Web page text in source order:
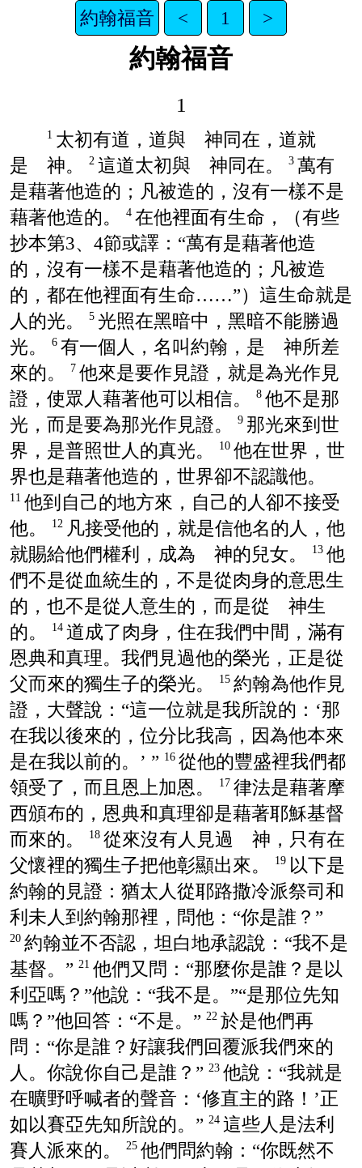
約翰福音 < 1 >
約翰福音
1
1 太初有道，道與 神同在，道就
是 神。
2 這道太初與 神同在。 3 萬有
是藉著他造的；凡被造的，沒有一樣不是
藉著他造的。
4 在他裡面有生命，（有些
抄本第3、4節或譯：“萬有是藉著他造
的，沒有一樣不是藉著他造的；凡被造
的，都在他裡面有生命……”）這生命就是
人的光。
5 光照在黑暗中，黑暗不能勝過
光。
6 有一個人，名叫約翰，是 神所差
來的。
7 他來是要作見證，就是為光作見
證，使眾人藉著他可以相信。
8 他不是那
光，而是要為那光作見證。
9 那光來到世
界，是普照世人的真光。
10 他在世界，世
界也是藉著他造的，世界卻不認識他。
11 他到自己的地方來，自己的人卻不接受
他。
12 凡接受他的，就是信他名的人，他
就賜給他們權利，成為 神的兒女。
13 他
們不是從血統生的，不是從肉身的意思生
的，也不是從人意生的，而是從 神生
的。
14 道成了肉身，住在我們中間，滿有
恩典和真理。我們見過他的榮光，正是從
父而來的獨生子的榮光。
15 約翰為他作見
證，大聲說：“這一位就是我所說的：‘那
在我以後來的，位分比我高，因為他本來
是在我以前的。’ ” 16 從他的豐盛裡我們都
領受了，而且恩上加恩。
17 律法是藉著摩
西頒布的，恩典和真理卻是藉著耶穌基督
而來的。
18 從來沒有人見過 神，只有在
父懷裡的獨生子把他彰顯出來。
19 以下是
約翰的見證：猶太人從耶路撒冷派祭司和
利未人到約翰那裡，問他：“你是誰？”
20 約翰並不否認，坦白地承認說：“我不是
基督。” 21 他們又問：“那麼你是誰？是以
利亞嗎？”他說：“我不是。”“是那位先知
嗎？”他回答：“不是。” 22 於是他們再
問：“你是誰？好讓我們回覆派我們來的
人。你說你自己是誰？” 23 他說：“我就是
在曠野呼喊者的聲音：‘修直主的路！’正
如以賽亞先知所說的。” 24 這些人是法利
賽人派來的。
25 他們問約翰：“你既然不